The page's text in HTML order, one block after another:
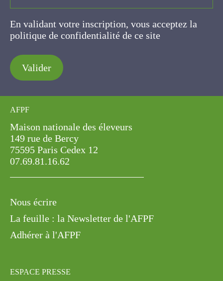
En validant votre inscription, vous acceptez la
politique de confidentialité de ce site
Maison nationale des éleveurs
149 rue de Bercy
75595 Paris Cedex 12
07.69.81.16.62
La feuille : la Newsletter de l'AFPF
Adhérer à l'AFPF
Communiqués de presse